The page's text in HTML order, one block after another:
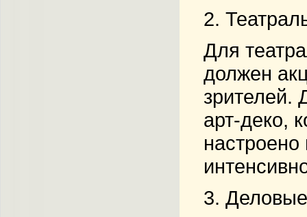
2.
Для
должен
зрителей.
арт-деко,
3.